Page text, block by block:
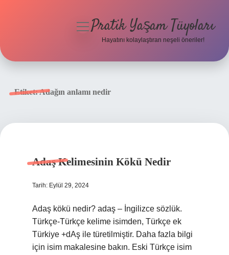
menüyü
Pratik Yaşam Tüyoları
Hayatını kolaylaştıran neşeli öneriler!
Etiket:Adağın anlamı nedir
Adaş Kelimesinin Kökü Nedir
Tarih: Eylül 29, 2024
Adaş kökü nedir? adaş – İngilizce sözlük.
Türkçe-Türkçe kelime isimden, Türkçe ek
Türkiye +dAş ile türetilmiştir. Daha fazla bilgi
için isim makalesine bakın. Eski Türkçe isim